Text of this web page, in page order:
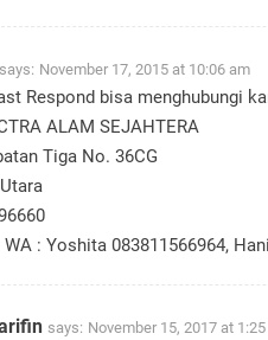
says: November 17, 2015 at 10:06 am
Respond bisa menghubungi
ALAM SEJAHTERA
Tiga No. 36CG
: Yoshita 083811566964,
says: November 15, 2017 at